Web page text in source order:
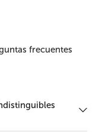
frecuentes